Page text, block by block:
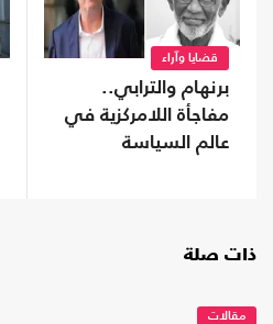
قضايا وآراء
برنهام والترابي..
مفاجأة اللامركزية في
عالم السياسة
ذات صلة
مقالات